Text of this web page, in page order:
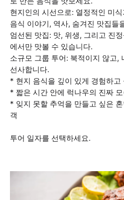
현지인의 시선으로: 열정적인 미
음식 이야기, 역사, 숨겨진 맛집들
엄선된 맛집: 맛, 위생, 그리고 진
에서만 맛볼 수 있습니다.
소규모 그룹 투어: 북적이지 않고,
선사합니다.
* 현지 음식을 깊이 있게 경험하고
* 짧은 시간 안에 럭나우의 진짜
* 잊지 못할 추억을 만들고 싶은
객
투어 일자를 선택하세요.